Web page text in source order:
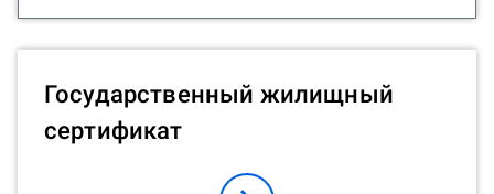
Государственный жилищный
сертификат